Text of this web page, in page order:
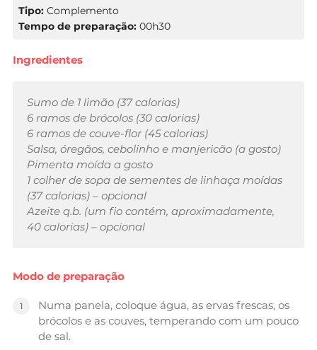
Tipo: Complemento
Tempo de preparação: 00h30
Ingredientes
Sumo de 1 limão (37 calorias)
6 ramos de brócolos (30 calorias)
6 ramos de couve-flor (45 calorias)
Salsa, óregãos, cebolinho e manjericão (a gosto)
Pimenta moída a gosto
1 colher de sopa de sementes de linhaça moídas
(37 calorias) – opcional
Azeite q.b. (um fio contém, aproximadamente,
40 calorias) – opcional
Modo de preparação
Numa panela, coloque água, as ervas frescas, os
brócolos e as couves, temperando com um pouco
de sal.